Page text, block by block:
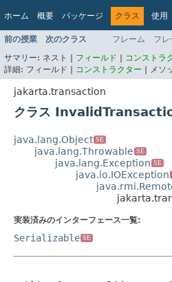
ホーム 概要 パッケージ クラス 使用
インデックス
ヘルプ
前の授業 次のクラス フレーム フレ
サマリー: ネスト | フィールド | コンストラ
詳細: フィールド | コンストラクター | メソ
jakarta.transaction
クラス
java.lang.Object SE
java.lang.Throwable SE
java.lang.Exception SE
java.io.IOException
実装済みのインターフェース一覧:
Serializable SE